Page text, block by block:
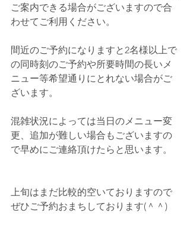
ご案内できる場合がございますので合
わせてご利用ください。
間近のご予約になりますと2名様以上で
の同時刻のご予約や所要時間の長いメ
ニュー等希望通りにとれない場合がご
ざいます。
混雑状況によっては当日のメニュー変
更、追加が難しい場合もございますの
で早めにご連絡頂けたらと思います。
上旬はまだ比較的空いておりますので
ぜひご予約おまちしております(＾＾)